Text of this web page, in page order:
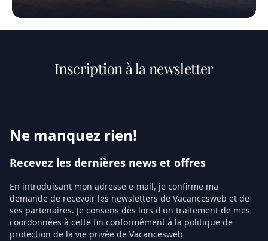
Inscription à la newsletter
Ne manquez rien!
Recevez les dernières news et offres
En introduisant mon adresse e-mail, je confirme ma
demande de recevoir les newsletters de Vacancesweb et de
ses partenaires. Je consens dès lors d'un traitement de mes
coordonnées à cette fin conformément à la politique de
protection de la vie privée de Vacancesweb